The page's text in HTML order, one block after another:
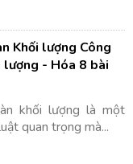
Khối lượng Công
- Hóa 8 bài
khối lượng là một
quan trọng mà...